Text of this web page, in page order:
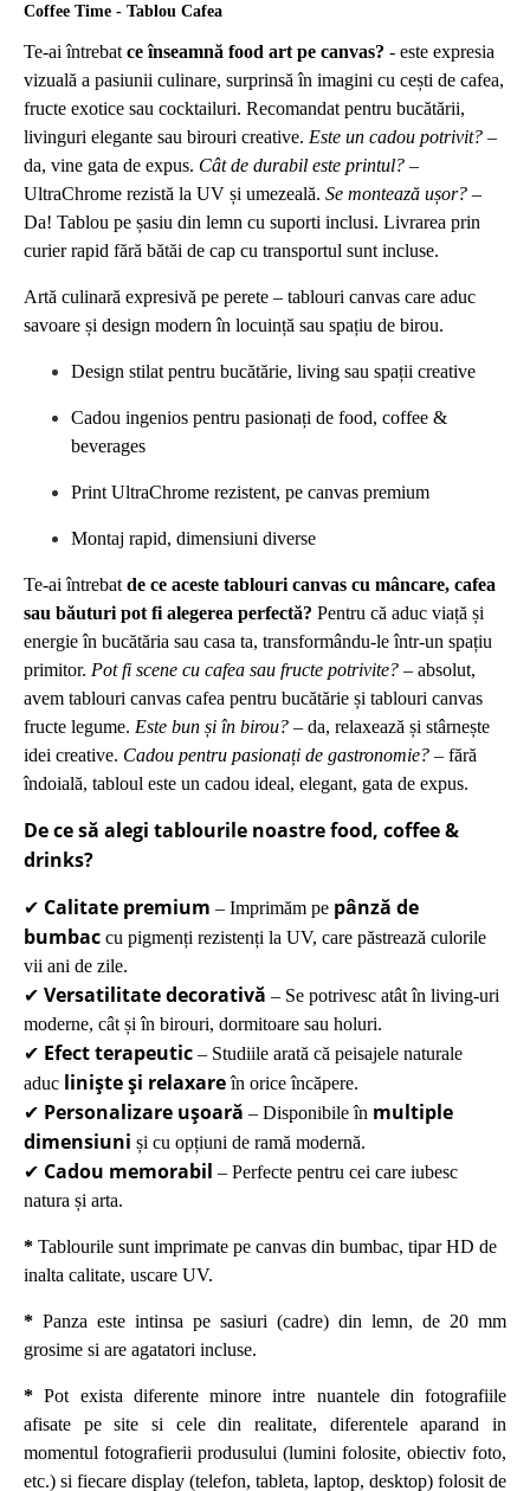
Coffee Time - Tablou Cafea
Te-ai întrebat ce înseamnă food art pe canvas? - este expresia
vizuală a pasiunii culinare, surprinsă în imagini cu cești de cafea,
fructe exotice sau cocktailuri. Recomandat pentru bucătării,
livinguri elegante sau birouri creative. Este un cadou potrivit? –
da, vine gata de expus. Cât de durabil este printul? –
UltraChrome rezistă la UV și umezeală. Se montează ușor? –
Da! Tablou pe șasiu din lemn cu suporti inclusi. Livrarea prin
curier rapid fără bătăi de cap cu transportul sunt incluse.
Artă culinară expresivă pe perete – tablouri canvas care aduc
savoare și design modern în locuință sau spațiu de birou.
Design stilat pentru bucătărie, living sau spații creative
Cadou ingenios pentru pasionați de food, coffee &
beverages
Print UltraChrome rezistent, pe canvas premium
Montaj rapid, dimensiuni diverse
Te-ai întrebat de ce aceste tablouri canvas cu mâncare, cafea
sau băuturi pot fi alegerea perfectă? Pentru că aduc viață și
energie în bucătăria sau casa ta, transformându-le într-un spațiu
primitor. Pot fi scene cu cafea sau fructe potrivite? – absolut,
avem tablouri canvas cafea pentru bucătărie și tablouri canvas
fructe legume. Este bun și în birou? – da, relaxează și stârnește
idei creative. Cadou pentru pasionați de gastronomie? – fără
îndoială, tabloul este un cadou ideal, elegant, gata de expus.
De ce să alegi tablourile noastre food, coffee &
drinks?
✔ Calitate premium – Imprimăm pe pânză de
bumbac cu pigmenți rezistenți la UV, care păstrează culorile
vii ani de zile.
✔ Versatilitate decorativă – Se potrivesc atât în living-uri
moderne, cât și în birouri, dormitoare sau holuri.
✔ Efect terapeutic – Studiile arată că peisajele naturale
aduc liniște și relaxareîn orice încăpere.
✔ Personalizare ușoară – Disponibile în multiple
dimensiuni și cu opțiuni de ramă modernă.
✔ Cadou memorabil – Perfecte pentru cei care iubesc
natura și arta.
* Tablourile sunt imprimate pe canvas din bumbac, tipar HD de
inalta calitate, uscare UV.
* Panza este intinsa pe sasiuri (cadre) din lemn, de 20 mm
grosime si are agatatori incluse.
*Pot exista diferente minore intre nuantele din fotografiile
afisate pe site si cele din realitate, diferentele aparand in
momentul fotografierii produsului (lumini folosite, obiectiv foto,
etc.) si fiecare display (telefon, tableta, laptop, desktop) folosit de